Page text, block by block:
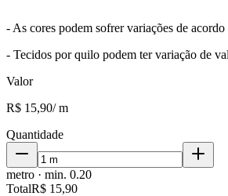
- As cores podem sofrer variações de
- Tecidos por quilo podem ter variação de
Valor
R$ 15,90/m
Quantidade
metro · min. 0.20
TotalR$ 15,90